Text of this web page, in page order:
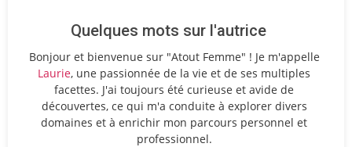
Quelques mots sur l'autrice
Bonjour et bienvenue sur "Atout Femme" ! Je m'appelle
Laurie, une passionnée de la vie et de ses multiples
facettes. J'ai toujours été curieuse et avide de
découvertes, ce qui m'a conduite à explorer divers
domaines et à enrichir mon parcours personnel et
professionnel.